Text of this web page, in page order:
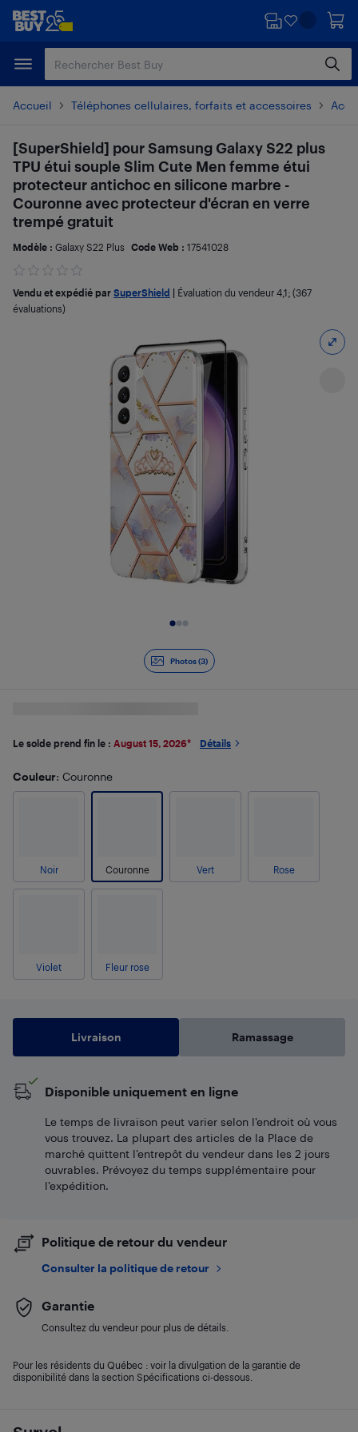
Passer
principal
Passer
Accueil Téléphones cellulaires, forfaits et accessoires
Photos (3)
[SuperShield] pour Samsung Galaxy S22 plus
TPU étui souple Slim Cute Men femme étui
protecteur antichoc en silicone marbre -
Couronne avec protecteur d'écran en verre
trempé gratuit
Modèle : Galaxy S22 Plus Code Web : 17541028
Vendu et expédié par SuperShield Évaluation du vendeur 4,1; (367
évaluations)
Le solde prend fin le : August 15, 2026* Détails
Couleur: Couronne
Noir Couronne Vert Rose
Violet Fleur rose
Livraison Ramassage
Disponible uniquement en ligne
Le temps de livraison peut varier selon l'endroit où vous
vous trouvez. La plupart des articles de la Place de
marché quittent l’entrepôt du vendeur dans les 2 jours
ouvrables. Prévoyez du temps supplémentaire pour
l’expédition.
Politique de retour du vendeur
Consulter la politique de retour
Garantie
Consultez du vendeur pour plus de détails.
Pour les résidents du Québec : voir la divulgation de la garantie de
disponibilité dans la section Spécifications ci-dessous.